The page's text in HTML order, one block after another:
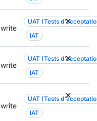
e
u
l
i
é
e
.
ê
r
e
u
i
l
write
UAT (Tests
IAT
write
UAT (Tests
IAT
write
UAT (Tests
IAT